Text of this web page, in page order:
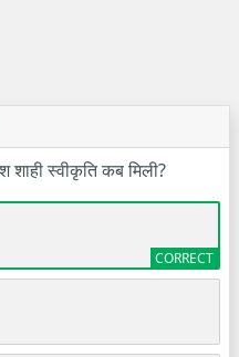
शाही स्वीकृति कब मिली?